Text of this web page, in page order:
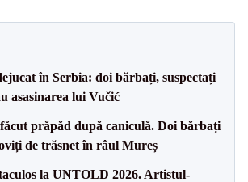
în Serbia: doi bărbați, suspectați
asasinarea lui Vučić
prăpăd după caniculă. Doi bărbați
de trăsnet în râul Mureș
la UNTOLD 2026. Artistul-